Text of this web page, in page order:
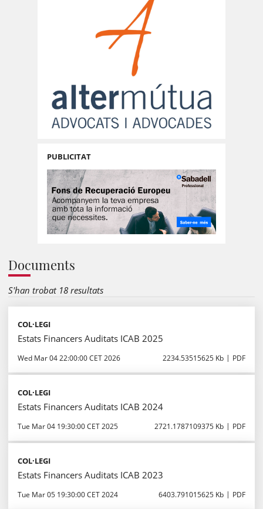
PUBLICITAT
Documents
S'han trobat 18 resultats
COL·LEGI
Estats Financers Auditats ICAB 2025
Wed Mar 04 22:00:00 CET 2026 2234.53515625 Kb PDF
COL·LEGI
Estats Financers Auditats ICAB 2024
Tue Mar 04 19:30:00 CET 2025 2721.1787109375 Kb PDF
COL·LEGI
Estats Financers Auditats ICAB 2023
Tue Mar 05 19:30:00 CET 2024 6403.791015625 Kb PDF